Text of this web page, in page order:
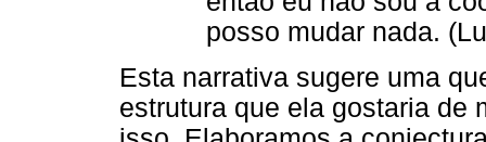
posso mudar nada.
Esta narrativa sugere uma
estrutura que ela gostaria de